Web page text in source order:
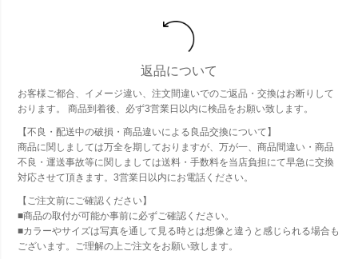
返品について
お客様ご都合、イメージ違い、注文間違いでのご返品・交換はお断りして
おります。 商品到着後、必ず3営業日以内に検品をお願い致します。
【不良・配送中の破損・商品違いによる良品交換について】
商品に関しましては万全を期しておりますが、万が一、商品間違い・商品
不良・運送事故等に関しましては送料・手数料を当店負担にて早急に交換
対応させて頂きます。3営業日以内にお電話ください。
【ご注文前にご確認ください】
■商品の取付が可能か事前に必ずご確認ください。
■カラーやサイズは写真を通して見る時とは想像と違うと感じられる場合も
ございます。ご理解の上ご注文をお願い致します。